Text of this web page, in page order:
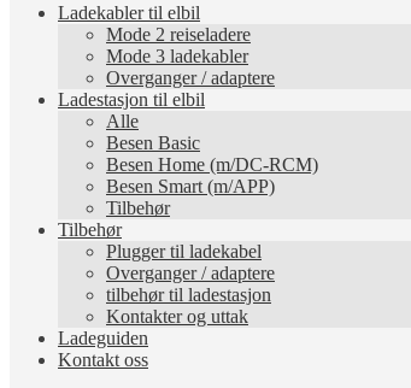
Ladekabler til elbil
Mode 2 reiseladere
Mode 3 ladekabler
Overganger / adaptere
Ladestasjon til elbil
Alle
Besen Basic
Besen Home (m/DC-RCM)
Besen Smart (m/APP)
Tilbehør
Tilbehør
Plugger til ladekabel
Overganger / adaptere
tilbehør til ladestasjon
Kontakter og uttak
Ladeguiden
Kontakt oss